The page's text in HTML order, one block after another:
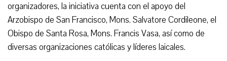
organizadores, la iniciativa cuenta con el apoyo del
Arzobispo de San Francisco, Mons. Salvatore Cordileone, el
Obispo de Santa Rosa, Mons. Francis Vasa, así como de
diversas organizaciones católicas y líderes laicales.